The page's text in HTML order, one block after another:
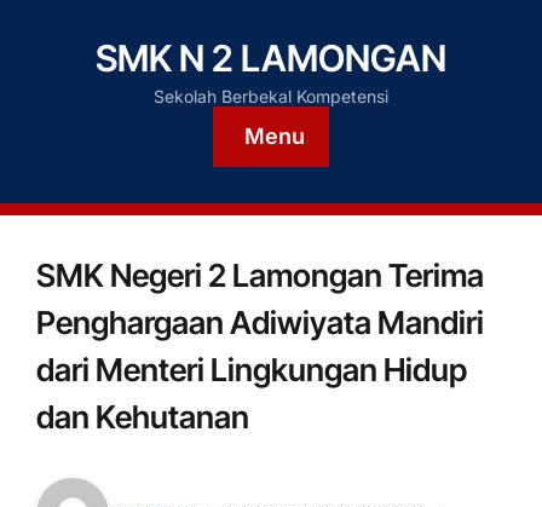
SMK N 2 LAMONGAN
Sekolah Berbekal Kompetensi
Menu
SMK Negeri 2 Lamongan Terima
Penghargaan Adiwiyata Mandiri
dari Menteri Lingkungan Hidup
dan Kehutanan